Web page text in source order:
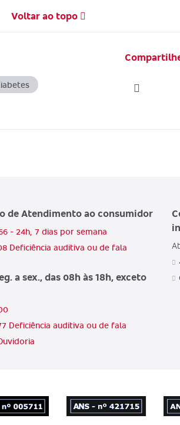
Voltar ao topo
de Atendimento ao consumidor
- 24h, 7 dias por semana
Deficiência auditiva ou de fala
a sex., das 08h às 18h, exceto
Deficiência auditiva ou de fala